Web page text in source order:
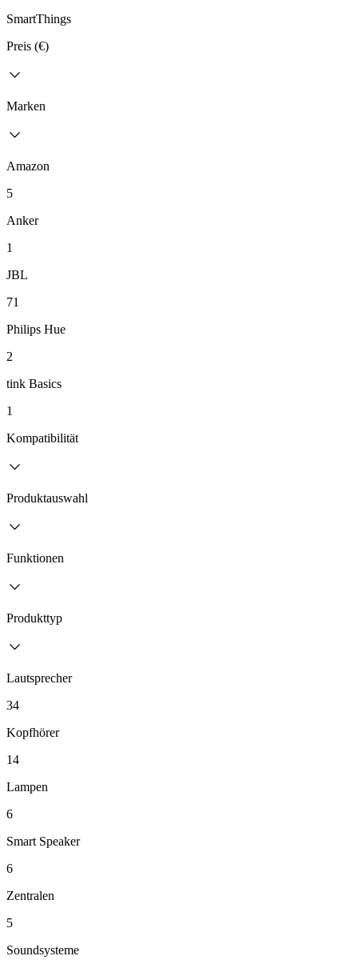
SmartThings
Preis (€)
Marken
Amazon
5
Anker
1
JBL
71
Philips Hue
2
tink Basics
1
Kompatibilität
Produktauswahl
Funktionen
Produkttyp
Lautsprecher
34
Kopfhörer
14
Lampen
6
Smart Speaker
6
Zentralen
5
Soundsysteme